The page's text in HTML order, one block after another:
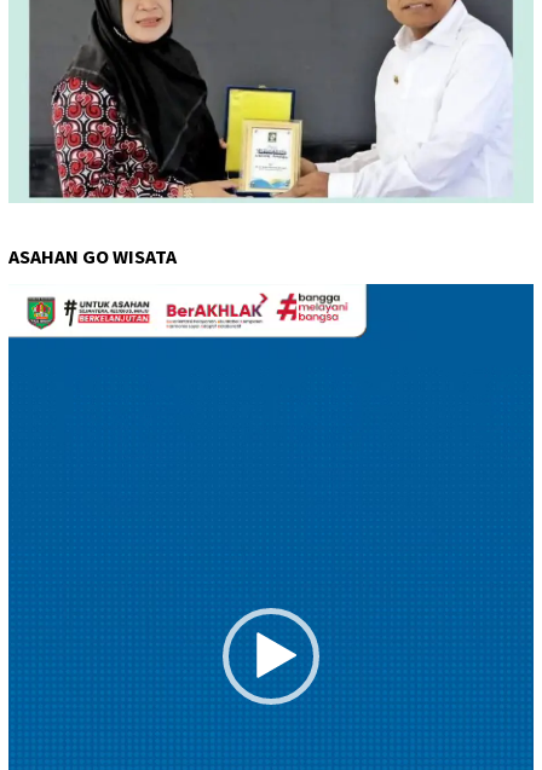
ASAHAN GO WISATA
Pemutar
Video